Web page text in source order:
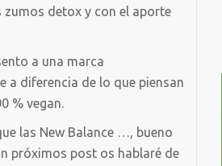
zumos detox y con el aporte
a una marca
a diferencia de lo que piensan
% vegan.
las New Balance …, bueno
próximos post os hablaré de